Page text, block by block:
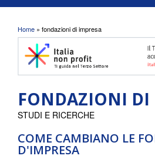
Tu sei qui
Home » fondazioni di impresa
FONDAZIONI DI
COME CAMBIANO LE
D'IMPRESA
STUDI E RICERCHE